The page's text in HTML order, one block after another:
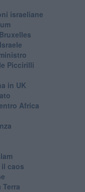
israeliane
Piccirilli
in UK
Africa
caos